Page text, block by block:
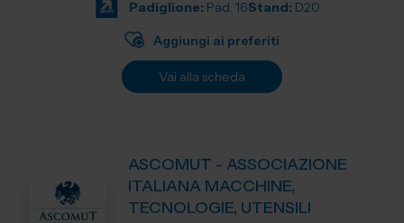
Padiglione: Pad. 16Stand: D20
Aggiungi ai preferiti
Vai alla scheda
ASCOMUT - ASSOCIAZIONE
ITALIANA MACCHINE,
TECNOLOGIE, UTENSILI